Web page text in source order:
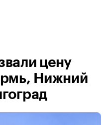
цену
Нижний